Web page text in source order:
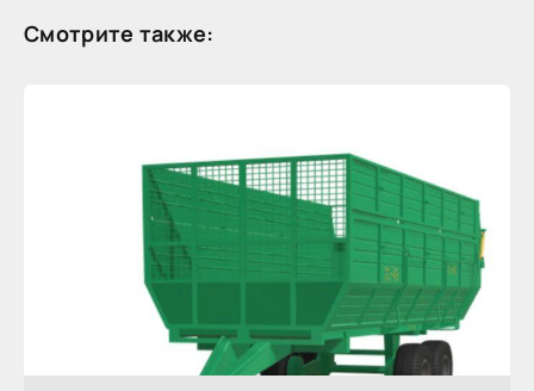
Смотрите также: